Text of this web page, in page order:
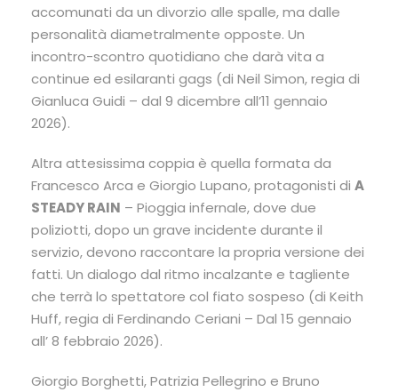
accomunati da un divorzio alle spalle, ma dalle
personalità diametralmente opposte. Un
incontro-scontro quotidiano che darà vita a
continue ed esilaranti gags (di Neil Simon, regia di
Gianluca Guidi – dal 9 dicembre all’11 gennaio
2026).
Altra attesissima coppia è quella formata da
Francesco Arca e Giorgio Lupano, protagonisti di A
STEADY RAIN – Pioggia infernale, dove due
poliziotti, dopo un grave incidente durante il
servizio, devono raccontare la propria versione dei
fatti. Un dialogo dal ritmo incalzante e tagliente
che terrà lo spettatore col fiato sospeso (di Keith
Huff, regia di Ferdinando Ceriani – Dal 15 gennaio
all’ 8 febbraio 2026).
Giorgio Borghetti, Patrizia Pellegrino e Bruno